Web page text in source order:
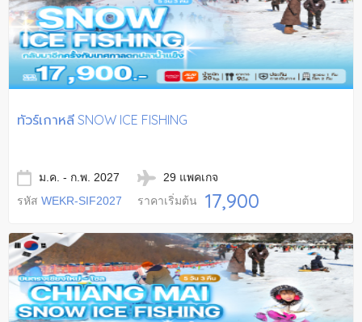
ทัวร์เกาหลี SNOW ICE FISHING
ม.ค. - ก.พ. 2027
29 แพคเกจ
รหัส WEKR-SIF2027 ราคาเริ่มต้น 17,900